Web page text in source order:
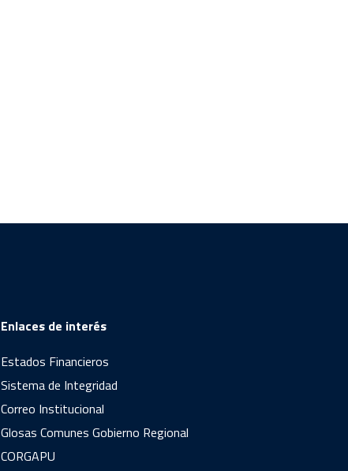
Enlaces de interés
Estados Financieros
Sistema de Integridad
Correo Institucional
Glosas Comunes Gobierno Regional
CORGAPU